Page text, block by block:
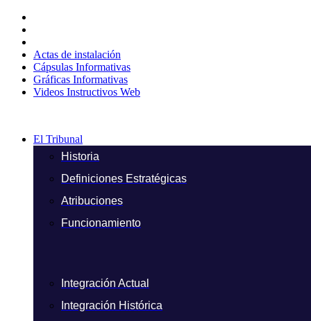
contenido
Actas de instalación
Cápsulas Informativas
Gráficas Informativas
Videos Instructivos Web
El Tribunal
Historia
Definiciones Estratégicas
Atribuciones
Funcionamiento
Integración Actual
Integración Histórica